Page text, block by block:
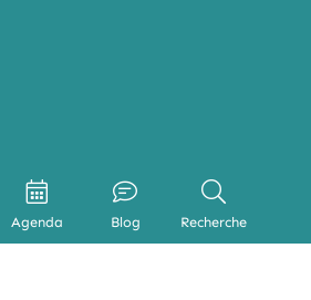
Agenda Blog Recherche